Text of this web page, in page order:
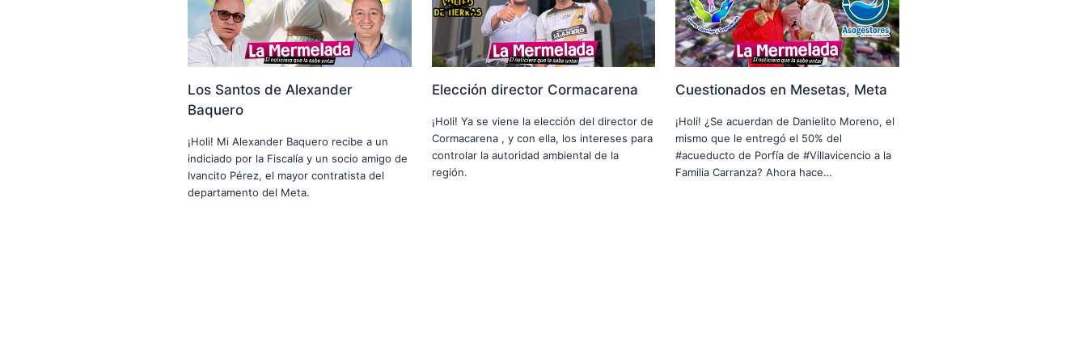
Los Santos de Alexander
Baquero
¡Holi! Mi Alexander Baquero recibe a un
indiciado por la Fiscalía y un socio amigo de
Ivancito Pérez, el mayor contratista del
departamento del Meta.
Elección director Cormacarena
¡Holi! Ya se viene la elección del director de
Cormacarena , y con ella, los intereses para
controlar la autoridad ambiental de la
región.
Cuestionados en Mesetas, Meta
¡Holi! ¿Se acuerdan de Danielito Moreno, el
mismo que le entregó el 50% del
#acueducto de Porfía de #Villavicencio a la
Familia Carranza? Ahora hace…